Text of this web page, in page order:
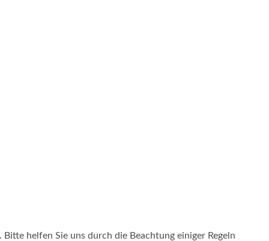
helfen Sie uns durch die Beachtung einiger Regeln